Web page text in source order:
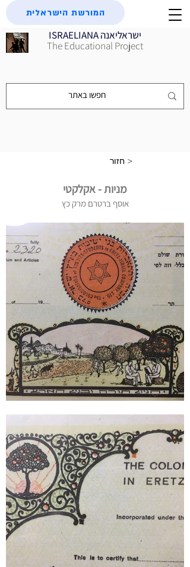
ISRAELIANA ישראליאנה
The Educational Project
המורשת הישראלית
חזור >
מניות - אקלקטי
אוסף ברטרם מרק כץ